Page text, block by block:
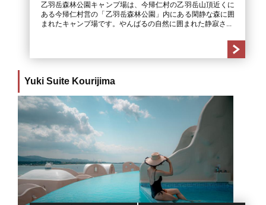
乙羽岳森林公園キャンプ場は、今帰仁村の乙羽岳山頂近くに
ある今帰仁村営の「乙羽岳森林公園」内にある閑静な森に囲
まれたキャンプ場です。やんばるの自然に囲まれた静寂さ...
Yuki Suite Kourijima